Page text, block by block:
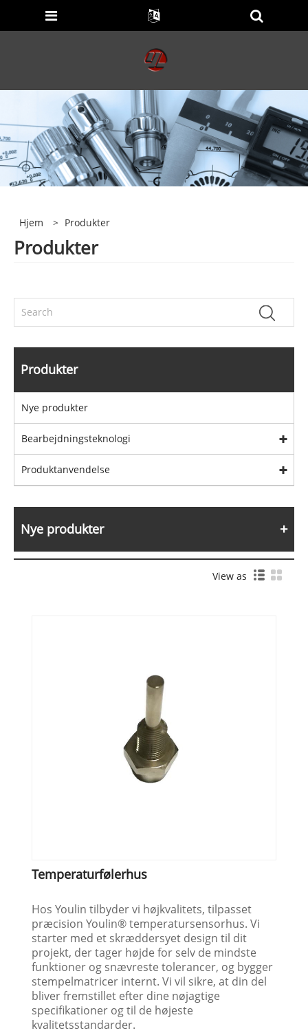
Hjem > Produkter
Produkter
Produkter
Nye produkter
Bearbejdningsteknologi
Produktanvendelse
Nye produkter
View as
Temperaturfølerhus
Hos Youlin tilbyder vi højkvalitets, tilpasset
præcision Youlin® temperatursensorhus. Vi
starter med et skræddersyet design til dit
projekt, der tager højde for selv de mindste
funktioner og snævreste tolerancer, og bygger
stempelmatricer internt. Vi vil sikre, at din del
bliver fremstillet efter dine nøjagtige
specifikationer og til de højeste
kvalitetsstandarder.